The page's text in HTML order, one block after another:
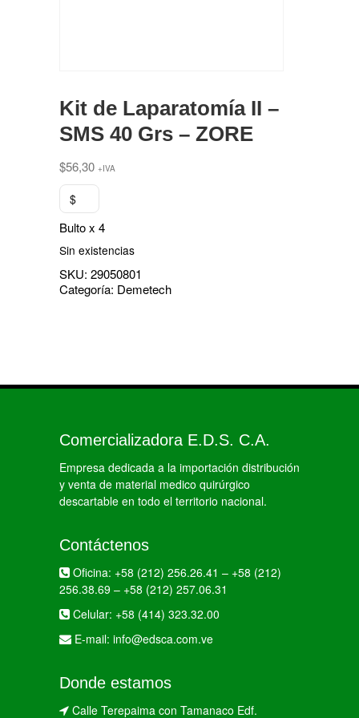
Kit de Laparatomía II –
SMS 40 Grs – ZORE
$56,30 +IVA
$
Bulto x 4
Sin existencias
SKU: 29050801
Categoría: Demetech
Comercializadora E.D.S. C.A.
Empresa dedicada a la importación distribución
y venta de material medico quirúrgico
descartable en todo el territorio nacional.
Contáctenos
Oficina: +58 (212) 256.26.41 – +58 (212)
256.38.69 – +58 (212) 257.06.31
Celular: +58 (414) 323.32.00
E-mail: info@edsca.com.ve
Donde estamos
Calle Terepaima con Tamanaco Edf.